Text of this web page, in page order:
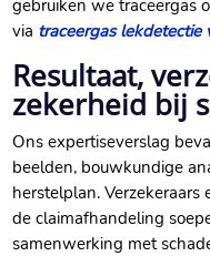
gebruiken we traceergas
via traceergas lekdetectie
Resultaat,
zekerheid bij
Ons expertiseverslag
beelden, bouwkundige
herstelplan.​
de claimafhandeling
samenwerking met